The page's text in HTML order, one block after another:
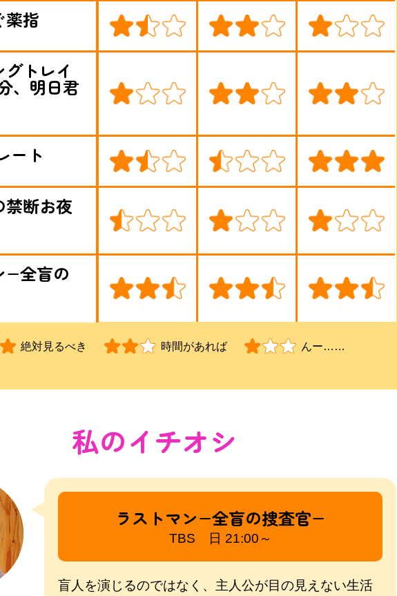
薬指
トレイ
、明日君
ート
禁断お夜
−全盲の
絶対見るべき 時間があれば んー……
私のイチオシ
ラストマン−全盲の捜査官−
TBS 日 21:00～
盲人を演じるのではなく、主人公が目の見えない生活